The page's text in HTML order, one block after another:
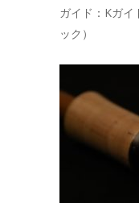
ガイド：Kガ
ック）